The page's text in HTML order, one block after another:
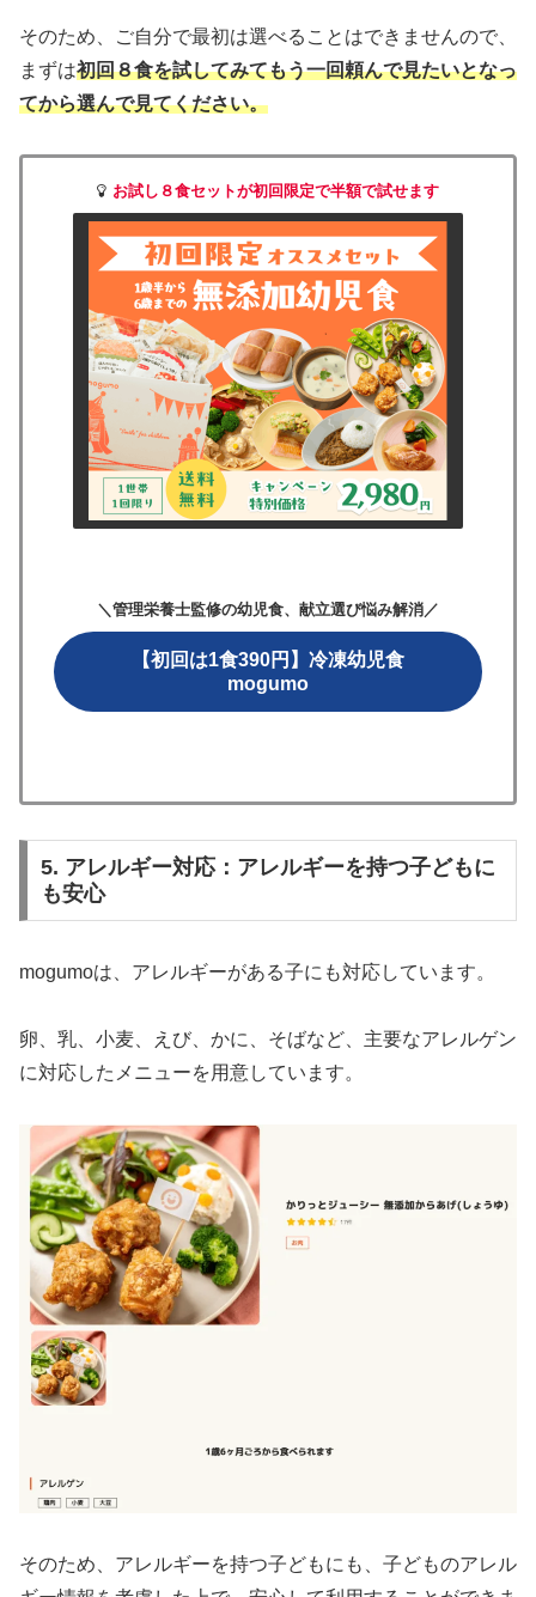
そのため、ご自分で最初は選べることはできませんので、
まずは初回８食を試してみてもう一回頼んで見たいとなっ
てから選んで見てください。
お試し８食セットが初回限定で半額で試せます
＼管理栄養士監修の幼児食、献立選び悩み解消／
【初回は1食390円】冷凍幼児食
mogumo
5. アレルギー対応：アレルギーを持つ子どもに
も安心
mogumoは、アレルギーがある子にも対応しています。
卵、乳、小麦、えび、かに、そばなど、主要なアレルゲン
に対応したメニューを用意しています。
そのため、アレルギーを持つ子どもにも、子どものアレル